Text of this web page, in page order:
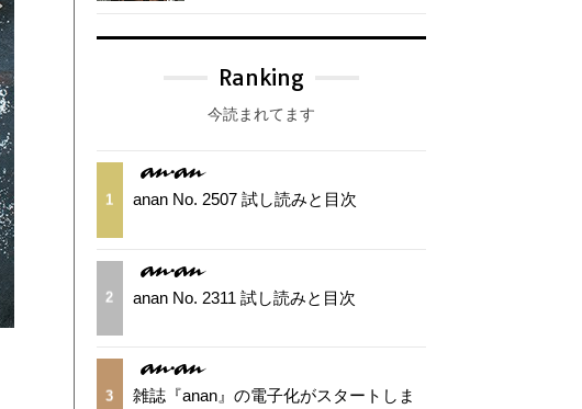
Ranking
今読まれてます
1 anan No. 2507 試し読みと目次
2 anan No. 2311 試し読みと目次
3
雑誌『anan』の電子化がスタートしま